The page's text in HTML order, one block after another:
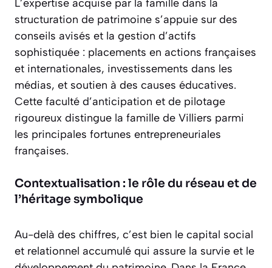
L’expertise acquise par la famille dans la
structuration de patrimoine s’appuie sur des
conseils avisés et la gestion d’actifs
sophistiquée : placements en actions françaises
et internationales, investissements dans les
médias, et soutien à des causes éducatives.
Cette faculté d’anticipation et de pilotage
rigoureux distingue la famille de Villiers parmi
les principales fortunes entrepreneuriales
françaises.
Contextualisation : le rôle du réseau et de
l’héritage symbolique
Au-delà des chiffres, c’est bien le capital social
et relationnel accumulé qui assure la survie et le